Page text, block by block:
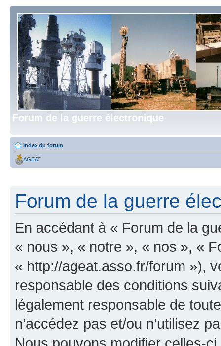
Forum de la guerre électronique
Index du forum
AGEAT
Forum de la guerre
En accédant à « Forum de la
« nous », « notre », « nos », «
« http://ageat.asso.fr/forum »),
responsable des conditions
légalement responsable de
n’accédez pas et/ou n’utilisez